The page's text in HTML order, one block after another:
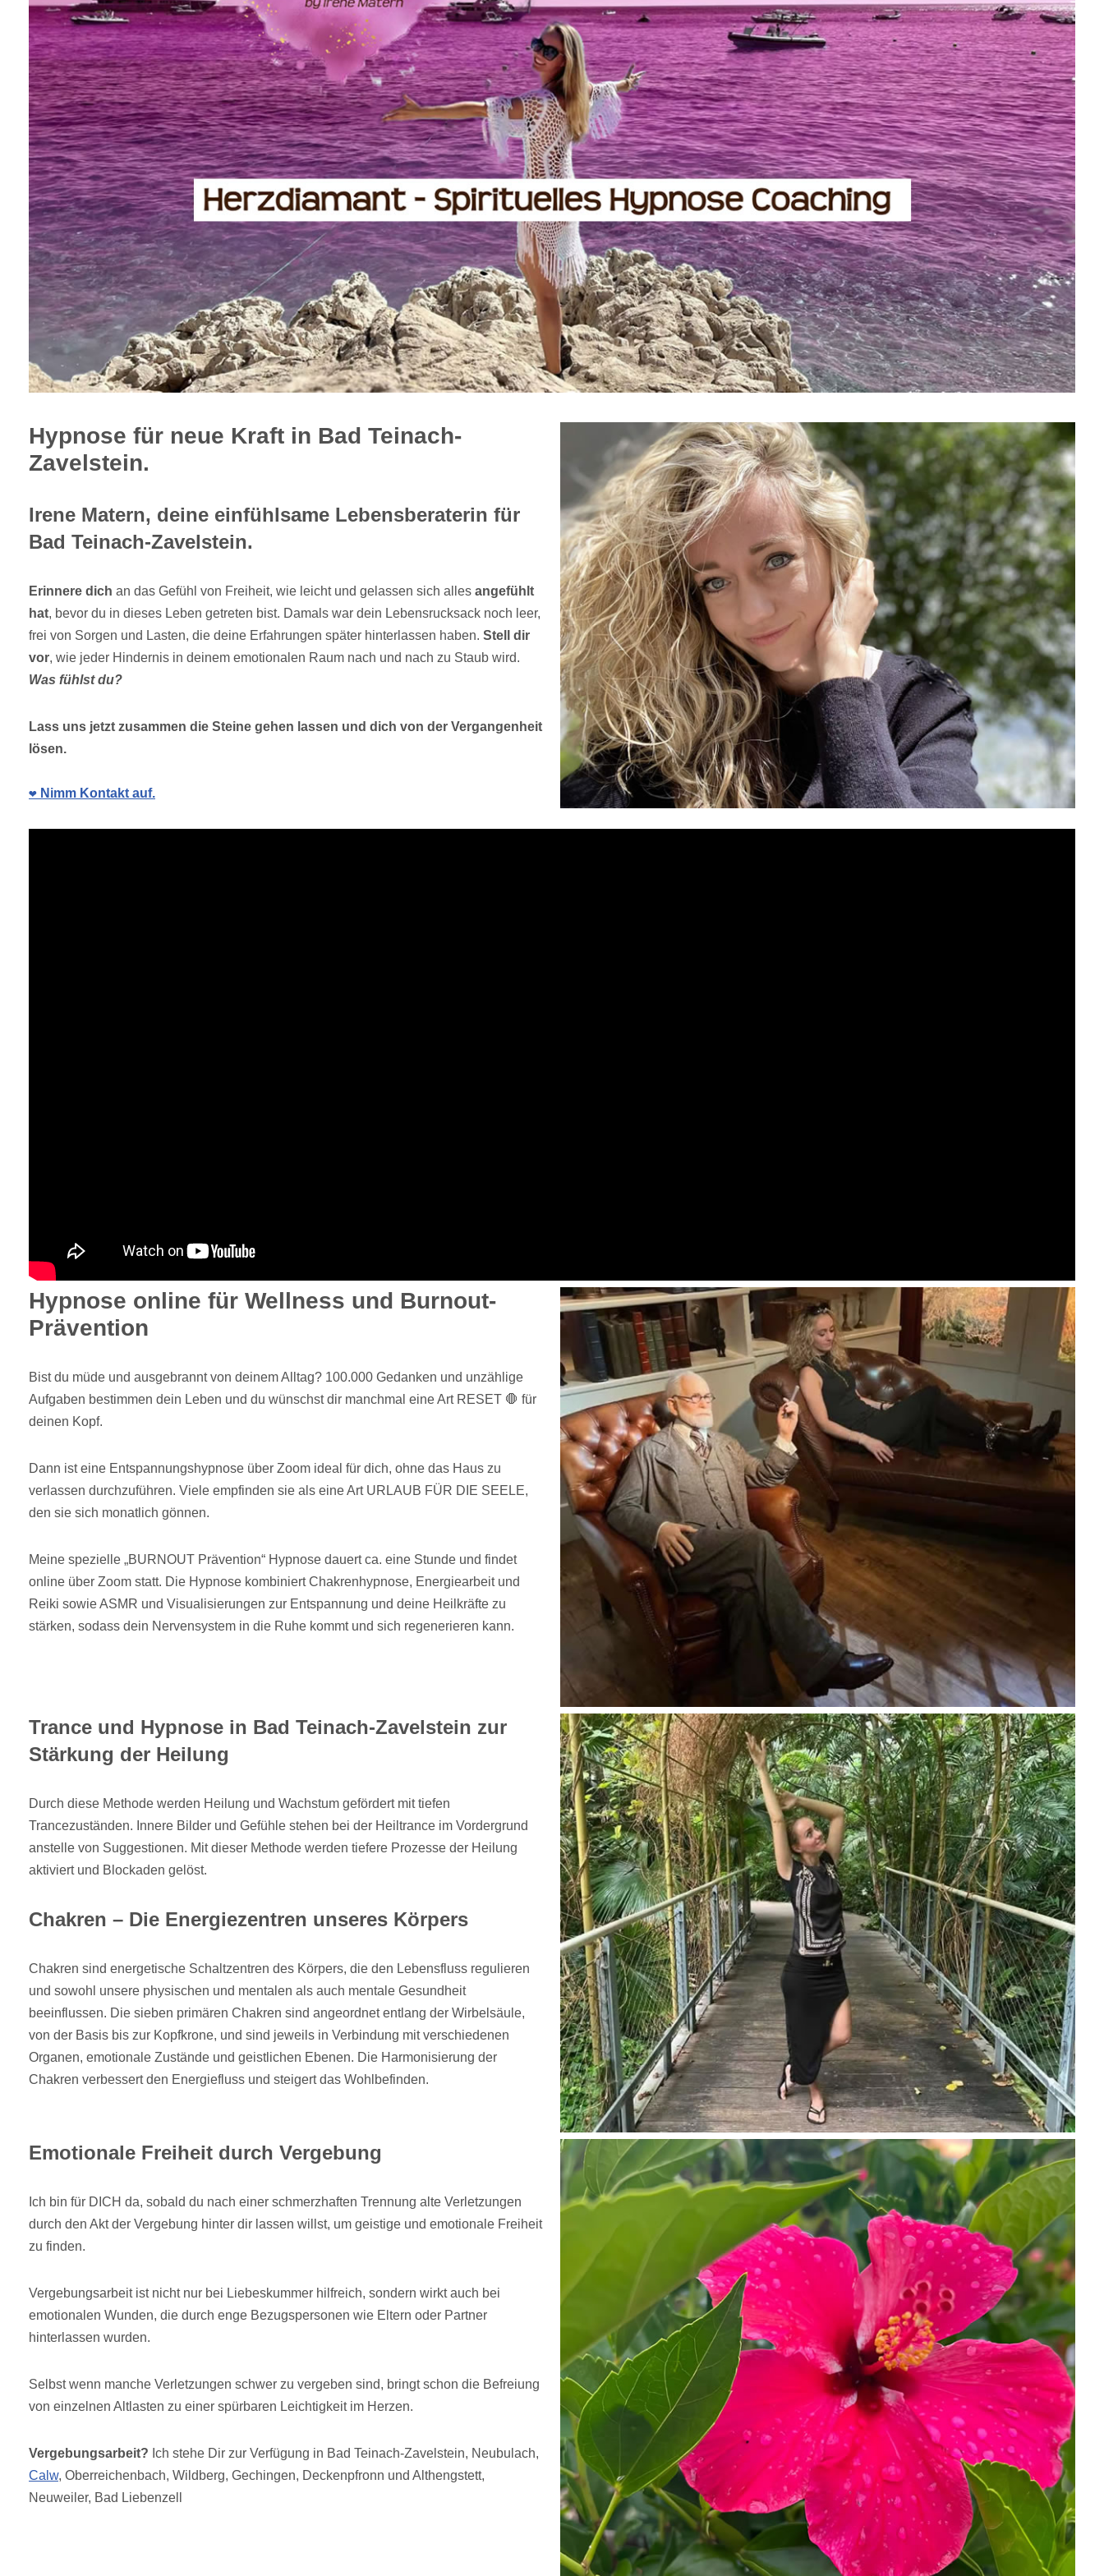
Hypnose für neue Kraft in Bad Teinach-
Zavelstein.
Irene Matern, deine einfühlsame Lebensberaterin für
Bad Teinach-Zavelstein.
Erinnere dich an das Gefühl von Freiheit, wie leicht und gelassen sich alles angefühlt
hat, bevor du in dieses Leben getreten bist. Damals war dein Lebensrucksack noch leer,
frei von Sorgen und Lasten, die deine Erfahrungen später hinterlassen haben. Stell dir
vor, wie jeder Hindernis in deinem emotionalen Raum nach und nach zu Staub wird.
Was fühlst du?
Lass uns jetzt zusammen die Steine gehen lassen und dich von der Vergangenheit
lösen.
❤️ Nimm Kontakt auf.
Hypnose online für Wellness und Burnout-
Prävention
Bist du müde und ausgebrannt von deinem Alltag? 100.000 Gedanken und unzählige
Aufgaben bestimmen dein Leben und du wünschst dir manchmal eine Art RESET 🛑 für
deinen Kopf.
Dann ist eine Entspannungshypnose über Zoom ideal für dich, ohne das Haus zu
verlassen durchzuführen. Viele empfinden sie als eine Art URLAUB FÜR DIE SEELE,
den sie sich monatlich gönnen.
Meine spezielle „BURNOUT Prävention“ Hypnose dauert ca. eine Stunde und findet
online über Zoom statt. Die Hypnose kombiniert Chakrenhypnose, Energiearbeit und
Reiki sowie ASMR und Visualisierungen zur Entspannung und deine Heilkräfte zu
stärken, sodass dein Nervensystem in die Ruhe kommt und sich regenerieren kann.
Trance und Hypnose in Bad Teinach-Zavelstein zur
Stärkung der Heilung
Durch diese Methode werden Heilung und Wachstum gefördert mit tiefen
Trancezuständen. Innere Bilder und Gefühle stehen bei der Heiltrance im Vordergrund
anstelle von Suggestionen. Mit dieser Methode werden tiefere Prozesse der Heilung
aktiviert und Blockaden gelöst.
Chakren – Die Energiezentren unseres Körpers
Chakren sind energetische Schaltzentren des Körpers, die den Lebensfluss regulieren
und sowohl unsere physischen und mentalen als auch mentale Gesundheit
beeinflussen. Die sieben primären Chakren sind angeordnet entlang der Wirbelsäule,
von der Basis bis zur Kopfkrone, und sind jeweils in Verbindung mit verschiedenen
Organen, emotionale Zustände und geistlichen Ebenen. Die Harmonisierung der
Chakren verbessert den Energiefluss und steigert das Wohlbefinden.
Emotionale Freiheit durch Vergebung
Ich bin für DICH da, sobald du nach einer schmerzhaften Trennung alte Verletzungen
durch den Akt der Vergebung hinter dir lassen willst, um geistige und emotionale Freiheit
zu finden.
Vergebungsarbeit ist nicht nur bei Liebeskummer hilfreich, sondern wirkt auch bei
emotionalen Wunden, die durch enge Bezugspersonen wie Eltern oder Partner
hinterlassen wurden.
Selbst wenn manche Verletzungen schwer zu vergeben sind, bringt schon die Befreiung
von einzelnen Altlasten zu einer spürbaren Leichtigkeit im Herzen.
Vergebungsarbeit? Ich stehe Dir zur Verfügung in Bad Teinach-Zavelstein, Neubulach,
Calw, Oberreichenbach, Wildberg, Gechingen, Deckenpfronn und Althengstett,
Neuweiler, Bad Liebenzell